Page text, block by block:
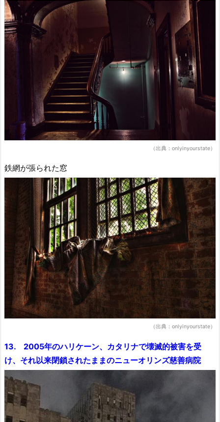
（出典：onlyinyourstate）
鉄網が張られた窓
（出典：onlyinyourstate）
13. 2005年のハリケーン、カタリナで壊滅的被害を受
け、それ以来閉鎖されたままのニューオリンズ慈善病院